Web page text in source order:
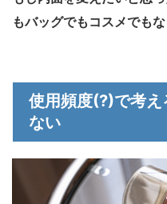
もバッグでもコスメでも
使用頻度(?)で考え
ない